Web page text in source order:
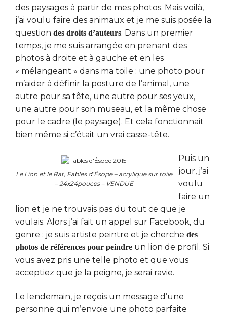
des paysages à partir de mes photos. Mais voilà,
j’ai voulu faire des animaux et je me suis posée la
question des droits d’auteurs. Dans un premier
temps, je me suis arrangée en prenant des
photos à droite et à gauche et en les
« mélangeant » dans ma toile : une photo pour
m’aider à définir la posture de l’animal, une
autre pour sa tête, une autre pour ses yeux,
une autre pour son museau, et la même chose
pour le cadre (le paysage). Et cela fonctionnait
bien même si c’était un vrai casse-tête.
Le Lion et le Rat, Fables d’Ésope – acrylique sur toile
– 24x24pouces – VENDUE
Puis un
jour, j’ai
voulu
faire un
lion et je ne trouvais pas du tout ce que je
voulais. Alors j’ai fait un appel sur Facebook, du
genre : je suis artiste peintre et je cherche des
photos de références pour peindre un lion de profil. Si
vous avez pris une telle photo et que vous
acceptiez que je la peigne, je serai ravie.
Le lendemain, je reçois un message d’une
personne qui m’envoie une photo parfaite